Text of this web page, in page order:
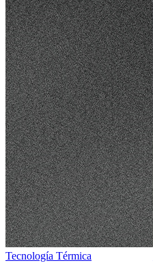
Tecnología Térmica